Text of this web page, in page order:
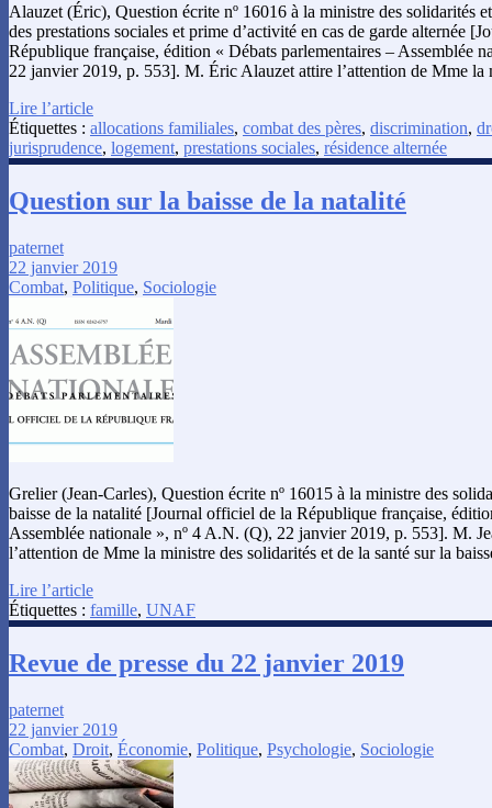
Alauzet (Éric), Question écrite nº 16016 à la ministre des solidarités
des prestations sociales et prime d’activité en cas de garde alternée
République française, édition « Débats parlementaires – Assemblée
22 janvier 2019, p. 553]. M. Éric Alauzet attire l’attention de Mme
Lire l’article
Étiquettes : allocations familiales, combat des pères, discrimination,
jurisprudence, logement, prestations sociales, résidence alternée
Question sur la baisse de la natalité
paternet
22 janvier 2019
Combat, Politique, Sociologie
Grelier (Jean-Carles), Question écrite nº 16015 à la ministre des
baisse de la natalité [Journal officiel de la République française,
Assemblée nationale », nº 4 A.N. (Q), 22 janvier 2019, p. 553]. M.
l’attention de Mme la ministre des solidarités et de la santé sur la
Lire l’article
Étiquettes : famille, UNAF
Revue de presse du 22 janvier 2019
paternet
22 janvier 2019
Combat, Droit, Économie, Politique, Psychologie, Sociologie